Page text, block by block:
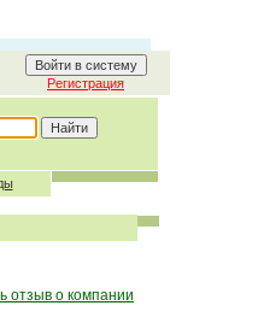
Регистрация
отзыв о компании